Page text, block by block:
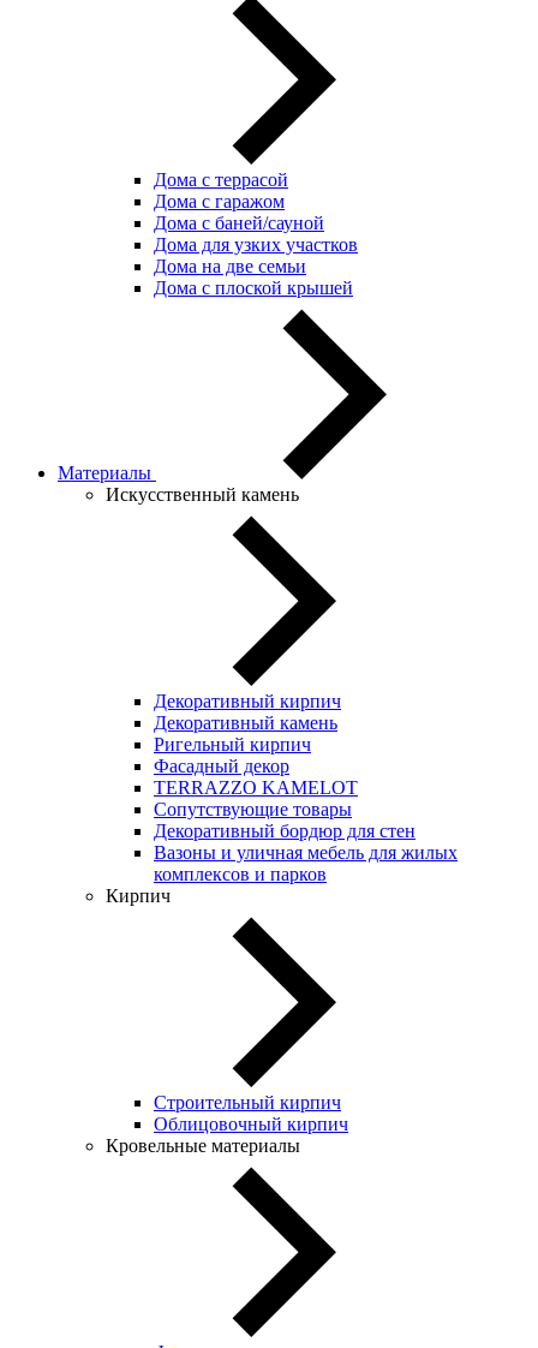
Дома с террасой
Дома с гаражом
Дома с баней/сауной
Дома для узких участков
Дома на две семьи
Дома с плоской крышей
Материалы
Искусственный камень
Декоративный кирпич
Декоративный камень
Ригельный кирпич
Фасадный декор
TERRAZZO KAMELOT
Сопутствующие товары
Декоративный бордюр для стен
Вазоны и уличная мебель для жилых
комплексов и парков
Кирпич
Строительный кирпич
Облицовочный кирпич
Кровельные материалы